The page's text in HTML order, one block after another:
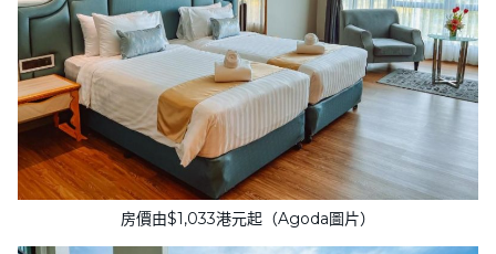
房價由$1,033港元起（Agoda圖片）